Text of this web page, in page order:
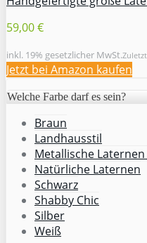
59,00 €
inkl. 19% gesetzlicher MwSt.
Jetzt bei Amazon kaufen
Welche Farbe darf es sein?
Braun
Landhausstil
Metallische Laternen
Natürliche Laternen
Schwarz
Shabby Chic
Silber
Weiß